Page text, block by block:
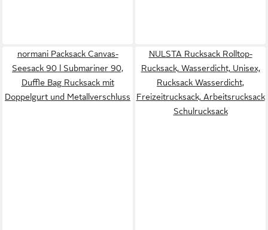
normani Packsack Canvas-
Seesack 90 l Submariner 90,
Duffle Bag Rucksack mit
Doppelgurt und Metallverschluss
NULSTA Rucksack Rolltop-
Rucksack, Wasserdicht, Unisex,
Rucksack Wasserdicht,
Freizeitrucksack, Arbeitsrucksack
Schulrucksack